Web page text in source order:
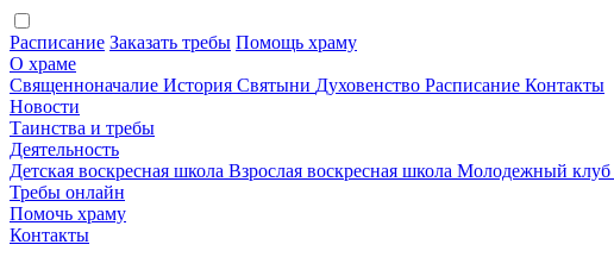
Расписание Заказать требы Помощь храму
О храме
Священноначалие История Святыни Духовенство Расписание Контакты
Новости
Таинства и требы
Деятельность
Детская воскресная школа Взрослая воскресная школа Молодежный клуб
Требы онлайн
Помочь храму
Контакты